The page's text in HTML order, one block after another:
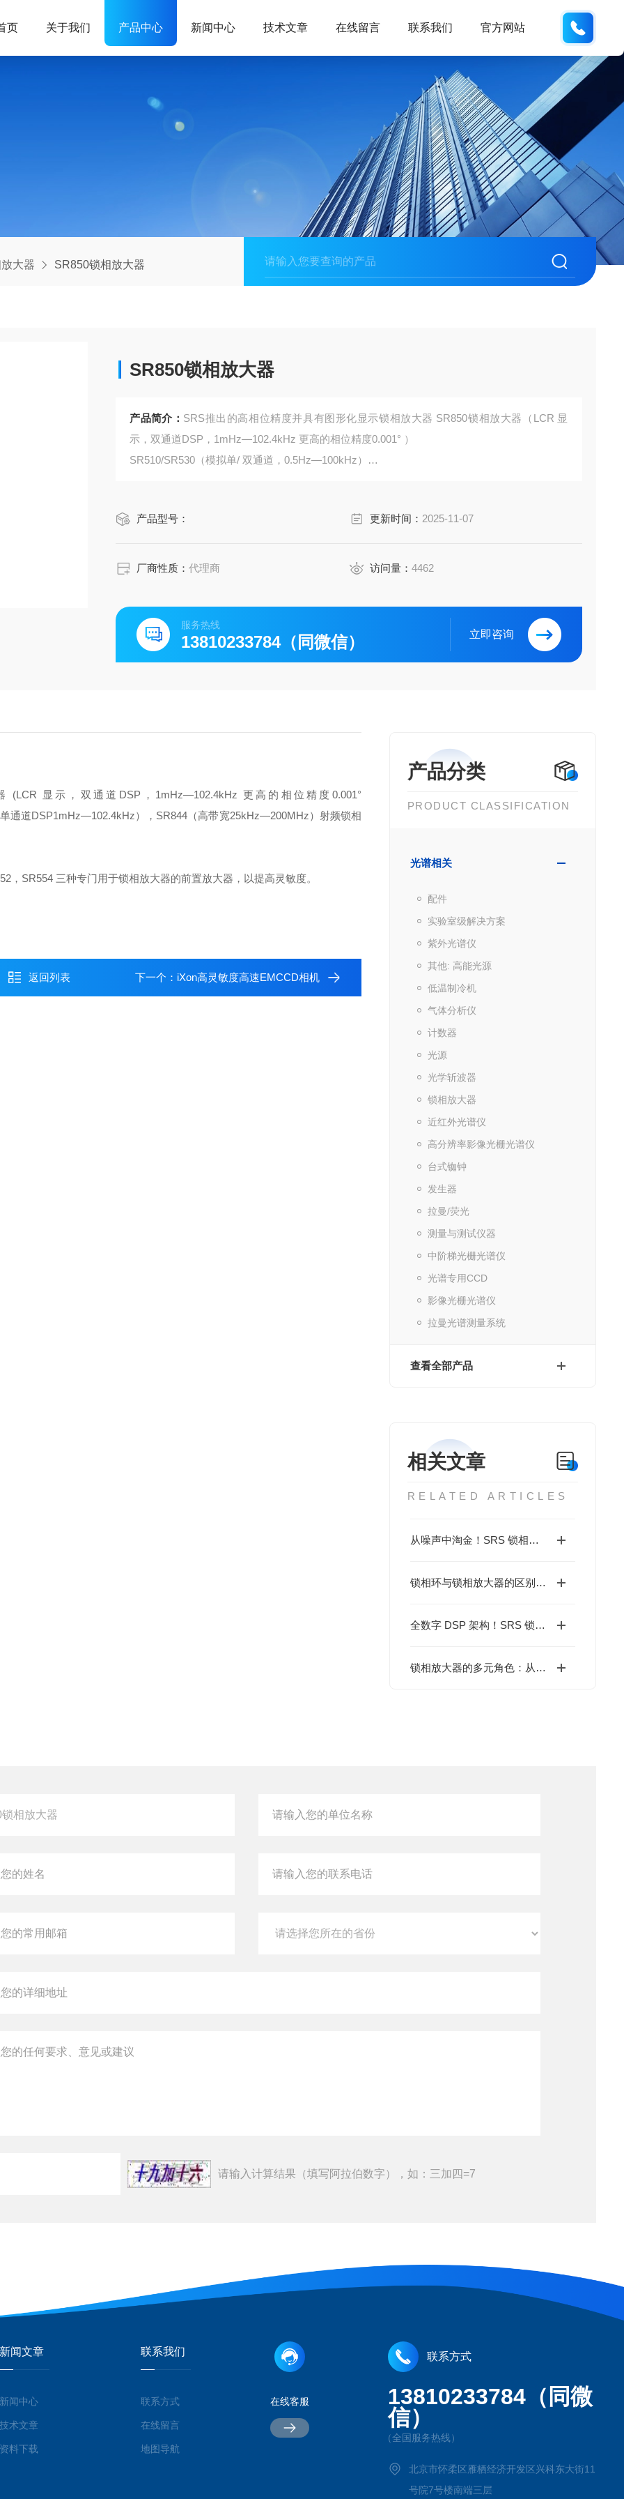
页 关于我们 产品中心 新闻中心 技术文章 在线留言 联系我们 官方网站
大器 SR850锁相放大器
SR850锁相放大器
产品简介： SRS推出的高相位精度并具有图形化显示锁相放大器 SR850锁相放大器（LCR 显
示，双通道DSP，1mHz—102.4kHz 更高的相位精度0.001° ）
SR510/SR530（模拟单/ 双通道，0.5Hz—100kHz）
产品型号： 更新时间： 2025-11-07
厂商性质：代理商 访问量： 4462
服务热线
13810233784（同微信） 立即咨询
产品分类
PRODUCT CLASSIFICATION
光谱相关
配件
实验室级解决方案
紫外光谱仪
其他: 高能光源
低温制冷机
气体分析仪
计数器
光源
光学斩波器
锁相放大器
近红外光谱仪
高分辨率影像光栅光谱仪
台式铷钟
发生器
拉曼/荧光
测量与测试仪器
中阶梯光栅光谱仪
光谱专用CCD
影像光栅光谱仪
拉曼光谱测量系统
查看全部产品
相关文章
RELATED ARTICLES
从噪声中淘金！SRS 锁相放大器，精准提取 fA/nV 级信号
锁相环与锁相放大器的区别与联系
全数字 DSP 架构！SRS 锁相放大器，为何成为科研精密测量神器？
锁相放大器的多元角色：从实验室到工业应用
显示，双通道DSP，1mHz—102.4kHz 更高的相位精度0.001°
通道DSP1mHz—102.4kHz）， SR844（高带宽25kHz—200MHz）射频锁相
，SR554 三种专门用于锁相放大器的前置放大器，以提高灵敏度。
返回列表 下一个： iXon高灵敏度高速EMCCD相机
请输入计算结果（填写阿拉伯数字），如：三加四=7
新闻文章
新闻中心
技术文章
资料下载
联系我们
联系方式
在线留言
地图导航
在线客服
联系方式
13810233784（同微
信）
（全国服务热线）
北京市怀柔区雁栖经济开发区兴科东大街11
号院7号楼南端三层